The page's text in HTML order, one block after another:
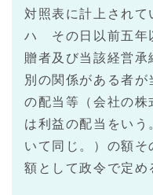
対照表に計上され
ハ その日以前五年
贈者及び当該経営
別の関係がある者
の配当等（会社の株
は利益の配当をい
いて同じ。）の額
額として政令で定め